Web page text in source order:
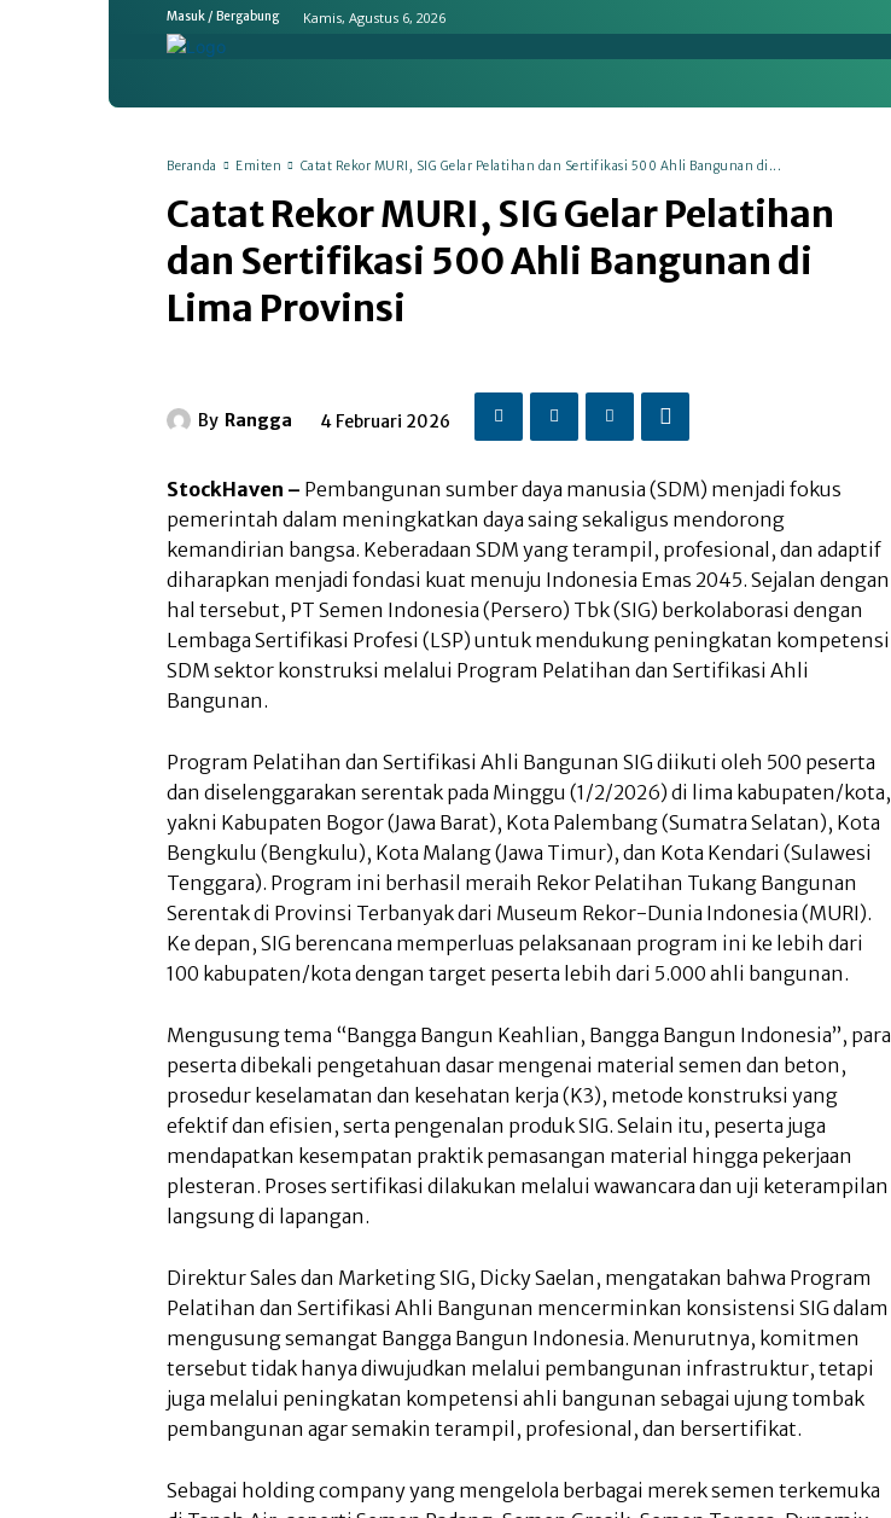
Masuk / Bergabung Kamis, Agustus 6, 2026
Beranda Emiten Catat Rekor MURI, SIG Gelar Pelatihan dan Sertifikasi 500 Ahli Bangunan di...
Catat Rekor MURI, SIG Gelar Pelatihan
dan Sertifikasi 500 Ahli Bangunan di
Lima Provinsi
By Rangga 4 Februari 2026
StockHaven – Pembangunan sumber daya manusia (SDM) menjadi fokus
pemerintah dalam meningkatkan daya saing sekaligus mendorong
kemandirian bangsa. Keberadaan SDM yang terampil, profesional, dan adaptif
diharapkan menjadi fondasi kuat menuju Indonesia Emas 2045. Sejalan dengan
hal tersebut, PT Semen Indonesia (Persero) Tbk (SIG) berkolaborasi dengan
Lembaga Sertifikasi Profesi (LSP) untuk mendukung peningkatan kompetensi
SDM sektor konstruksi melalui Program Pelatihan dan Sertifikasi Ahli
Bangunan.
Program Pelatihan dan Sertifikasi Ahli Bangunan SIG diikuti oleh 500 peserta
dan diselenggarakan serentak pada Minggu (1/2/2026) di lima kabupaten/kota,
yakni Kabupaten Bogor (Jawa Barat), Kota Palembang (Sumatra Selatan), Kota
Bengkulu (Bengkulu), Kota Malang (Jawa Timur), dan Kota Kendari (Sulawesi
Tenggara). Program ini berhasil meraih Rekor Pelatihan Tukang Bangunan
Serentak di Provinsi Terbanyak dari Museum Rekor-Dunia Indonesia (MURI).
Ke depan, SIG berencana memperluas pelaksanaan program ini ke lebih dari
100 kabupaten/kota dengan target peserta lebih dari 5.000 ahli bangunan.
Mengusung tema “Bangga Bangun Keahlian, Bangga Bangun Indonesia”, para
peserta dibekali pengetahuan dasar mengenai material semen dan beton,
prosedur keselamatan dan kesehatan kerja (K3), metode konstruksi yang
efektif dan efisien, serta pengenalan produk SIG. Selain itu, peserta juga
mendapatkan kesempatan praktik pemasangan material hingga pekerjaan
plesteran. Proses sertifikasi dilakukan melalui wawancara dan uji keterampilan
langsung di lapangan.
Direktur Sales dan Marketing SIG, Dicky Saelan, mengatakan bahwa Program
Pelatihan dan Sertifikasi Ahli Bangunan mencerminkan konsistensi SIG dalam
mengusung semangat Bangga Bangun Indonesia. Menurutnya, komitmen
tersebut tidak hanya diwujudkan melalui pembangunan infrastruktur, tetapi
juga melalui peningkatan kompetensi ahli bangunan sebagai ujung tombak
pembangunan agar semakin terampil, profesional, dan bersertifikat.
Sebagai holding company yang mengelola berbagai merek semen terkemuka